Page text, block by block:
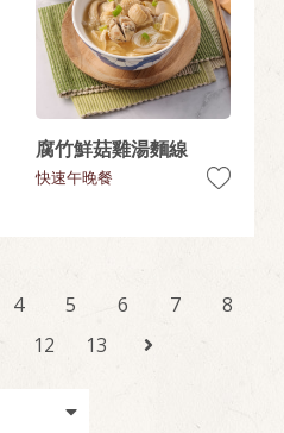
腐竹鮮菇雞湯麵線
快速午晚餐
4 5 6 7
8
12 13